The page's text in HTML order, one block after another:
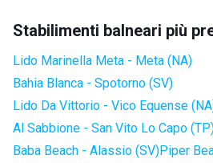
Stabilimenti balneari più
Lido Marinella Meta - Meta (NA)
Bahia Blanca - Spotorno (SV)
Lido Da Vittorio - Vico Equense
Al Sabbione - San Vito Lo Capo
Baba Beach - Alassio (SV)Piper